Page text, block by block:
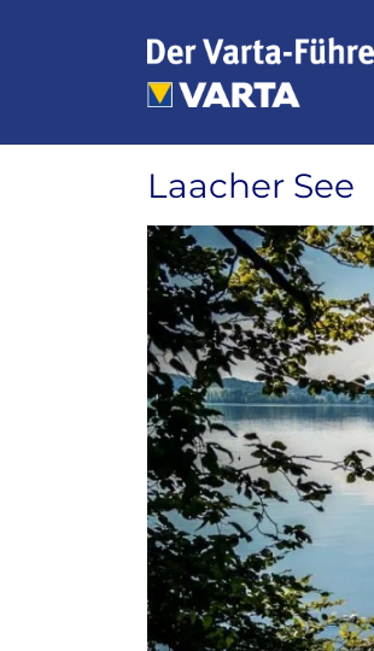
Laacher See
Zeige
grösseres
Bild